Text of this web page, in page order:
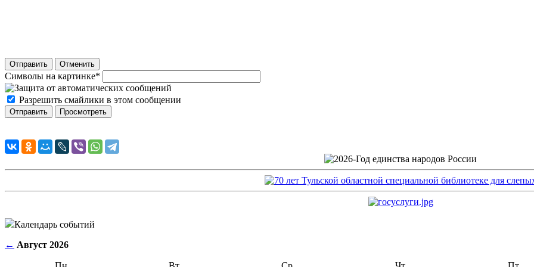
Отправить Отменить
Символы на картинке*
Разрешить смайлики в этом сообщении
Календарь событий
← Август 2026